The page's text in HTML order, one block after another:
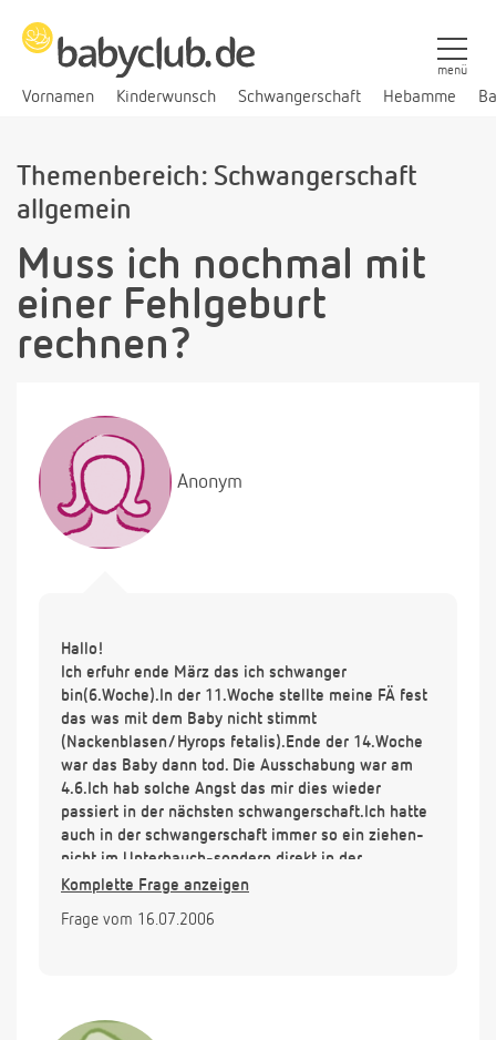
Vornamen Kinderwunsch Schwangerschaft Hebamme
menü
Themenbereich: Schwangerschaft
allgemein
Muss ich nochmal mit
einer Fehlgeburt
rechnen?
Anonym
Hallo!
Ich erfuhr ende März das ich schwanger
bin(6.Woche).In der 11.Woche stellte meine FÄ fest
das was mit dem Baby nicht stimmt
(Nackenblasen/Hyrops fetalis).Ende der 14.Woche
war das Baby dann tod. Die Ausschabung war am
4.6.Ich hab solche Angst das mir dies wieder
passiert in der nächsten schwangerschaft.Ich hatte
auch in der schwangerschaft immer so ein ziehen-
nicht im Unterbauch-sondern direkt in der
Scheide.Woran kann das liegen? Vielen Dank schon
Komplette Frage anzeigen
Frage vom 16.07.2006